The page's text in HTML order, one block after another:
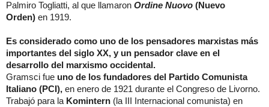
Palmiro Togliatti, al que llamaron Ordine Nuovo (Nuevo
Orden) en 1919.
Es considerado como uno de los pensadores marxistas más
importantes del siglo XX, y un pensador clave en el
desarrollo del marxismo occidental.
Gramsci fue uno de los fundadores del Partido Comunista
Italiano (PCI), en enero de 1921 durante el Congreso de Livorno.
Trabajó para la Komintern (la III Internacional comunista) en